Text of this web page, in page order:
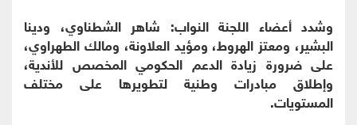
وشدد أعضاء اللجنة النواب: شاهر الشطناوي، ودينا
البشير، ومعتز الهروط، ومؤيد العلاونة، ومالك الطهراوي،
على ضرورة زيادة الدعم الحكومي المخصص للأندية،
وإطلاق مبادرات وطنية لتطويرها على مختلف
المستويات.